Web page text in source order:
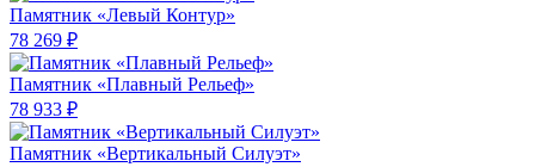
Памятник «Левый Контур»
78 269 ₽
Памятник «Плавный Рельеф»
78 933 ₽
Памятник «Вертикальный Силуэт»